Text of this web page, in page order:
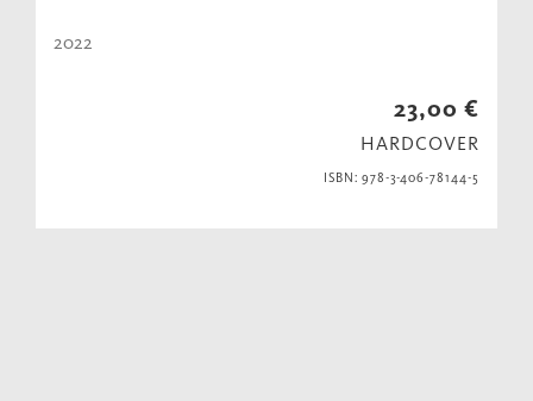
2022
23,00 €
HARDCOVER
ISBN: 978-3-406-78144-5